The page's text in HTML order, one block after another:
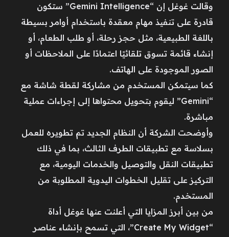
وقالت غوغل إن “Gemini Intelligence” ستكون
قادرة على تنفيذ مهام معقدة باستخدام أوامر بسيطة
باللغة الطبيعية، مثل حجز رحلة، أو طلب الطعام، أو
إنشاء قائمة تسوق تلقائيًا اعتمادًا على الملاحظات أو
الصور الموجودة على الهاتف.
كما سيتمكن المستخدم من مشاركة لقطة شاشة مع
“Gemini” ليقوم بتحويل محتواها إلى إجراءات عملية
مباشرة.
وأوضحت الشركة أن النظام الجديد تم تطويره للعمل
بسلاسة مع تطبيقات الطرف الثالث، بما في ذلك
تطبيقات النقل والتوصيل والخدمات اليومية، مع
التركيز على تقليل الخطوات اليدوية المطلوبة من
المستخدم.
من بين أبرز المزايا التي أعلنت عنها غوغل أداة
“Create My Widget”، التي تسمح بإنشاء عناصر